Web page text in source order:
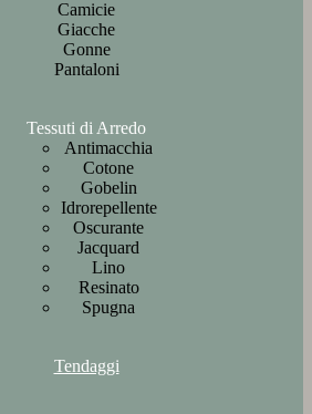
Camicie
Giacche
Gonne
Pantaloni
Tessuti di Arredo
Antimacchia
Cotone
Gobelin
Idrorepellente
Oscurante
Jacquard
Lino
Resinato
Spugna
Tendaggi